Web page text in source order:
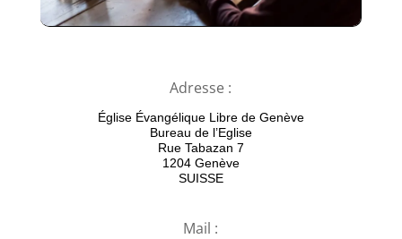
Adresse :
Église Évangélique Libre de Genève
Bureau de l’Eglise
Rue Tabazan 7
1204 Genève
SUISSE
Mail :